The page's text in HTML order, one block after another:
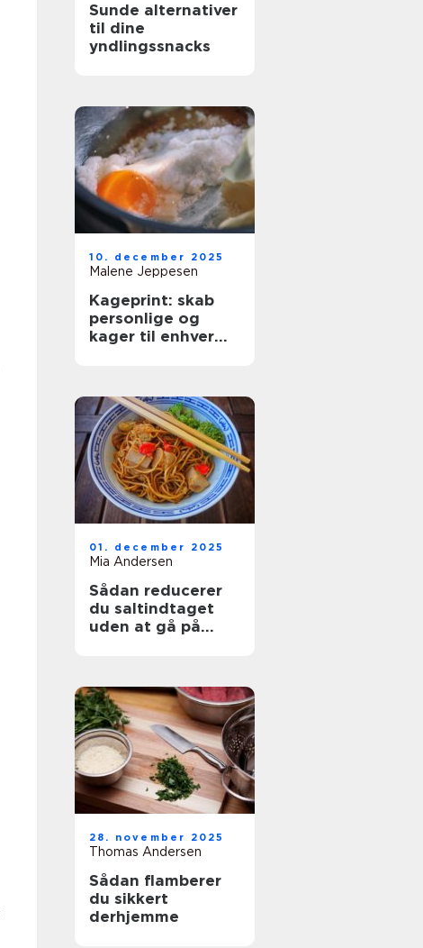
Sunde alternativer
til dine
yndlingssnacks
10. december 2025
Malene Jeppesen
Kageprint: skab
personlige og
kager til enhver
01. december 2025
Mia Andersen
Sådan reducerer
du saltindtaget
uden at gå på
28. november 2025
Thomas Andersen
Sådan flamberer
du sikkert
derhjemme